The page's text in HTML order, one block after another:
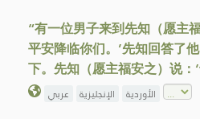
“有一位男子来到先知（愿主
平安降临你们。’先知回答了
下。先知（愿主福安之）说：
عربي الإنجليزية الأوردية